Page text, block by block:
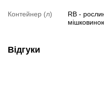
Контейнер (л)
RB -
Відгуки